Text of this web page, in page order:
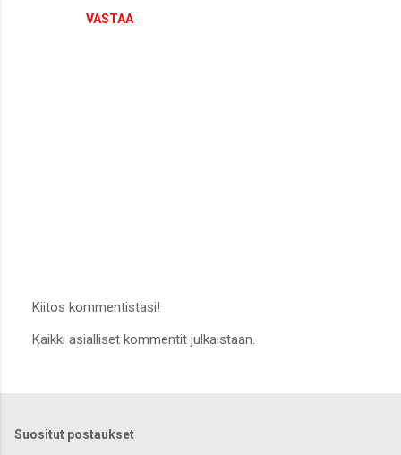
VASTAA
ä
o
Kiitos kommentistasi!
Kaikki asialliset kommentit julkaistaan.
Suositut postaukset